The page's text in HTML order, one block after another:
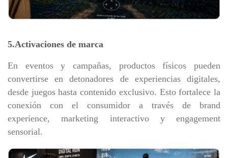
5.Activaciones de marca
En eventos y campañas, productos físicos pueden
convertirse en detonadores de experiencias digitales,
desde juegos hasta contenido exclusivo. Esto fortalece la
conexión con el consumidor a través de brand
experience, marketing interactivo y engagement
sensorial.